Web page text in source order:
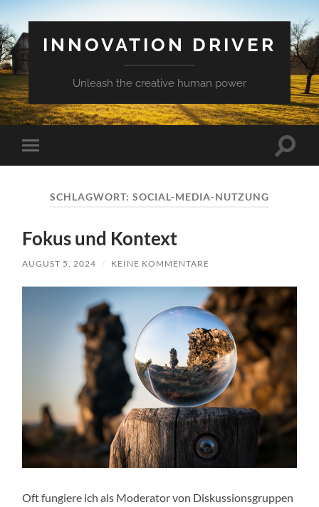
INNOVATION DRIVER
Unleash the creative human power
Mobile-
Menü
SCHLAGWORT: SOCIAL-MEDIA-NUTZUNG
Fokus und Kontext
AUGUST 5, 2024 / KEINE KOMMENTARE
Oft fungiere ich als Moderator von Diskussionsgruppen